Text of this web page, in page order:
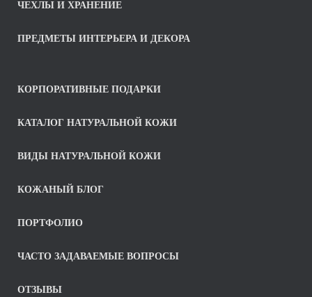
ЧЕХЛЫ И ХРАНЕНИЕ
ПРЕДМЕТЫ ИНТЕРЬЕРА И ДЕКОРА
КОРПОРАТИВНЫЕ ПОДАРКИ
КАТАЛОГ НАТУРАЛЬНОЙ КОЖИ
ВИДЫ НАТУРАЛЬНОЙ КОЖИ
КОЖАНЫЙ БЛОГ
ПОРТФОЛИО
ЧАСТО ЗАДАВАЕМЫЕ ВОПРОСЫ
ОТЗЫВЫ